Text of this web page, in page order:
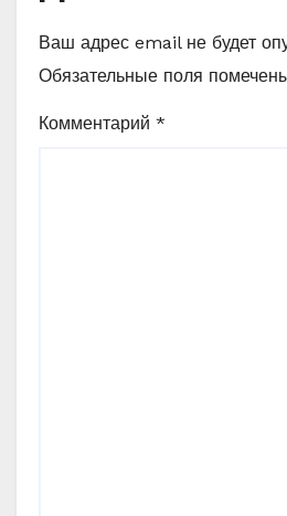
Ваш адрес email не будет
Обязательные поля
Комментарий *